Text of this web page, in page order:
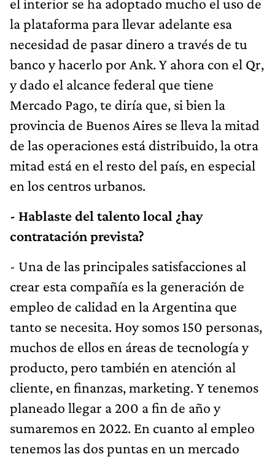
la plataforma para llevar adelante esa
necesidad de pasar dinero a través de tu
banco y hacerlo por Ank. Y ahora con el Qr,
y dado el alcance federal que tiene
Mercado Pago, te diría que, si bien la
provincia de Buenos Aires se lleva la mitad
de las operaciones está distribuido, la otra
mitad está en el resto del país, en especial
en los centros urbanos.
- Hablaste del talento local ¿hay
contratación prevista?
- Una de las principales satisfacciones al
crear esta compañía es la generación de
empleo de calidad en la Argentina que
tanto se necesita. Hoy somos 150 personas,
muchos de ellos en áreas de tecnología y
producto, pero también en atención al
cliente, en finanzas, marketing. Y tenemos
planeado llegar a 200 a fin de año y
sumaremos en 2022. En cuanto al empleo
tenemos las dos puntas en un mercado